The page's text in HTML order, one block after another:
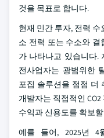
것을 목표로 합니다.
현재 민간 투자, 전력
소 전력 또는 수소와
가 나타나고 있습니다.
전사업자는 광범위한
포집 솔루션을 점점 더
개발자는 직접적인
수익과 신용도를 확보
예를 들어, 2025년 4